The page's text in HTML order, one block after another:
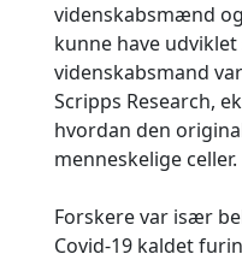
videnskabsmænd
kunne have
videnskabsmand
Scripps Research,
hvordan den
menneskelige celler.
Forskere var især
Covid-19 kaldet